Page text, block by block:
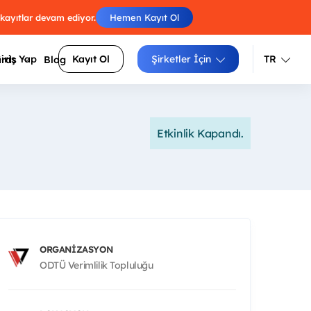
devam ediyor. Hemen Kayıt Ol
daha
Engelleri atla, skorunu arkadaşlarınla
Blog
Yap Kayıt Ol Şirketler İçin TR
İngilizce
Etkinlik Kapandı.
ORGANIZASYON
ODTÜ Verimlilik Topluluğu